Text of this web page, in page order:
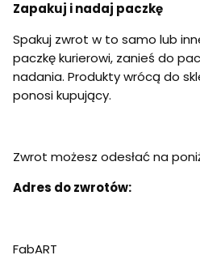
Zapakuj i nadaj paczkę
Spakuj zwrot w to samo lub
paczkę kurierowi, zanieś do
nadania. Produkty wrócą do
ponosi kupujący.
Zwrot możesz odesłać na
Adres do zwrotów:
FabART